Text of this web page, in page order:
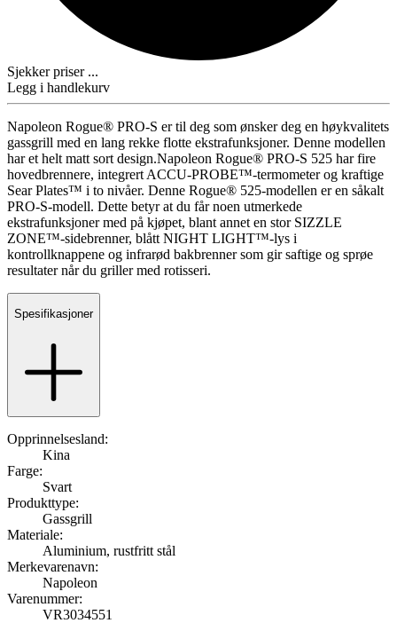
Sjekker priser ...
Legg i handlekurv
Napoleon Rogue® PRO-S er til deg som ønsker deg en høykvalitets
gassgrill med en lang rekke flotte ekstrafunksjoner. Denne modellen
har et helt matt sort design.Napoleon Rogue® PRO-S 525 har fire
hovedbrennere, integrert ACCU-PROBE™-termometer og kraftige
Sear Plates™ i to nivåer. Denne Rogue® 525-modellen er en såkalt
PRO-S-modell. Dette betyr at du får noen utmerkede
ekstrafunksjoner med på kjøpet, blant annet en stor SIZZLE
ZONE™-sidebrenner, blått NIGHT LIGHT™-lys i
kontrollknappene og infrarød bakbrenner som gir saftige og sprøe
resultater når du griller med rotisseri.
Spesifikasjoner
Opprinnelsesland:
Kina
Farge:
Svart
Produkttype:
Gassgrill
Materiale:
Aluminium, rustfritt stål
Merkevarenavn:
Napoleon
Varenummer:
VR3034551